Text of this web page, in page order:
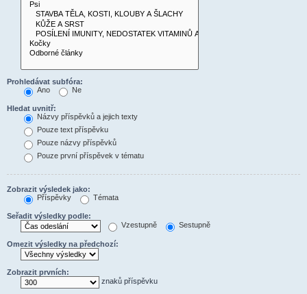
Prohledávat subfóra:
Ano
Ne
Hledat uvnitř:
Názvy příspěvků a jejich texty
Pouze text příspěvku
Pouze názvy příspěvků
Pouze první příspěvek v tématu
Zobrazit výsledek jako:
Příspěvky
Témata
Seřadit výsledky podle:
Vzestupně
Sestupně
Omezit výsledky na předchozí:
Zobrazit prvních:
znaků příspěvku